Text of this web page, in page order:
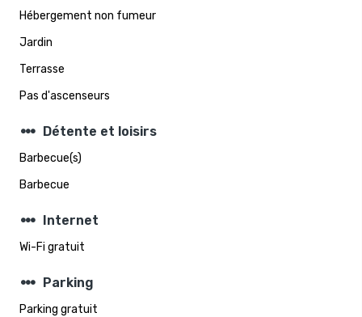
Hébergement non fumeur
Jardin
Terrasse
Pas d'ascenseurs
steppers Détente et loisirs
Barbecue(s)
Barbecue
steppers Internet
Wi-Fi gratuit
steppers Parking
Parking gratuit